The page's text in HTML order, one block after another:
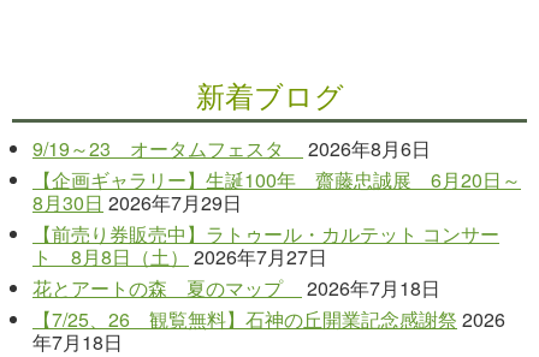
新着ブログ
9/19～23 オータムフェスタ
2026年8月6日
【企画ギャラリー】生誕100年 齋藤忠誠展 6月20日～
8月30日 2026年7月29日
【前売り券販売中】ラトゥール・カルテット コンサー
ト 8月8日（土）
2026年7月27日
花とアートの森 夏のマップ
2026年7月18日
【7/25、26 観覧無料】石神の丘開業記念感謝祭 2026
年7月18日